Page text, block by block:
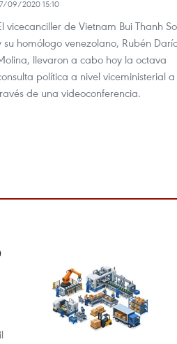
09/2020 15:10
vicecanciller de Vietnam Bui Thanh
su homólogo venezolano, Rubén
llevaron a cabo hoy la octava
política a nivel viceministerial a
de una videoconferencia.